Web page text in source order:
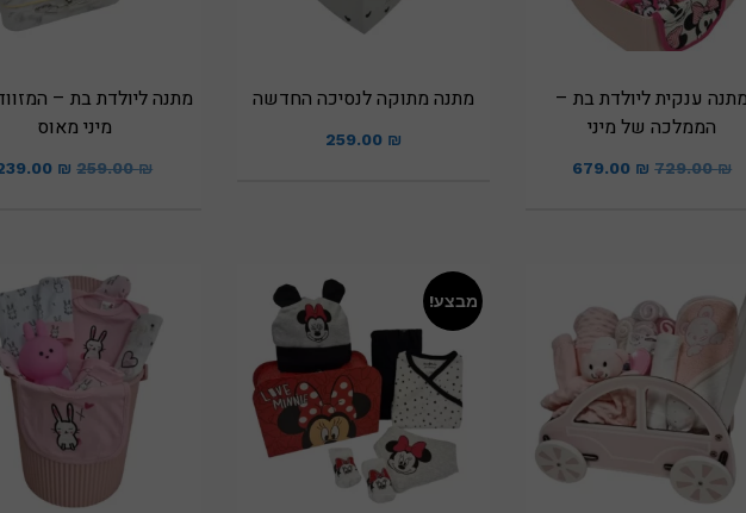
מתנה ענקית ליולדת בת –
הממלכה של מיני
729.00₪
679.00 ₪
מתנה מתוקה לנסיכה החדשה
259.00 ₪
מתנה ליולדת בת –
מיני מאוס
259.00₪
₪
מבצע!